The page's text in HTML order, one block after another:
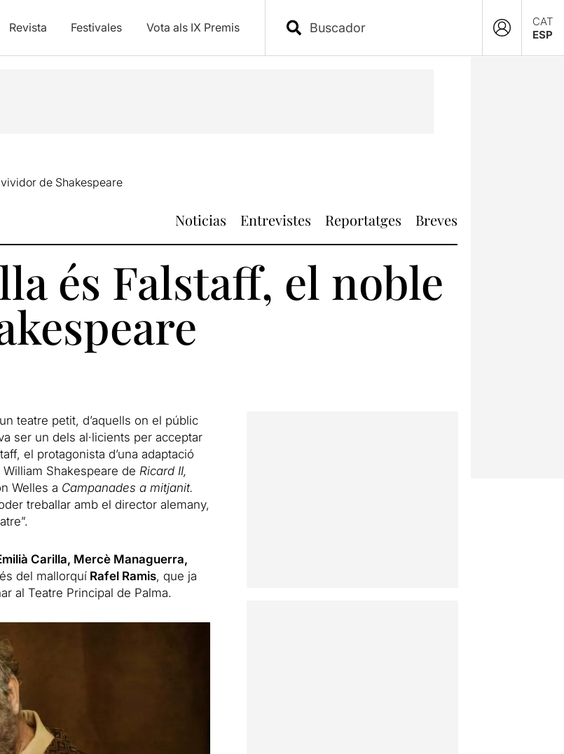
Revista Festivales Vota als IX Premis
CAT
ESP
de Shakespeare
Noticias Entrevistes Reportatges Breves
és Falstaff, el noble
teatre petit, d’aquells on el públic
ser un dels al·licients per acceptar
el protagonista d’una adaptació
Shakespeare de Ricard II,
Welles a Campanades a mitjanit.
treballar amb el director alemany,
Carilla, Mercè Managuerra,
del mallorquíRafel Ramis, que ja
al Teatre Principal de Palma.